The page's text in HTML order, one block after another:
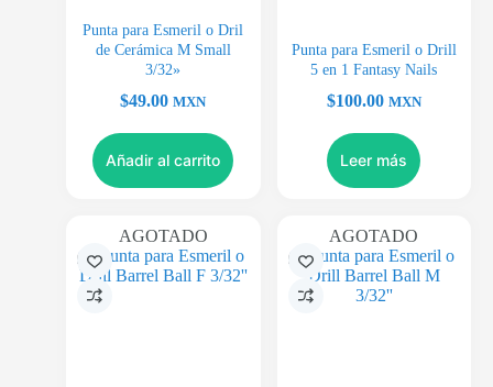
Punta para Esmeril o Dril
de Cerámica M Small
3/32»
$49.00 MXN
Añadir al carrito
Punta para Esmeril o Drill
5 en 1 Fantasy Nails
$100.00 MXN
Leer más
AGOTADO AGOTADO